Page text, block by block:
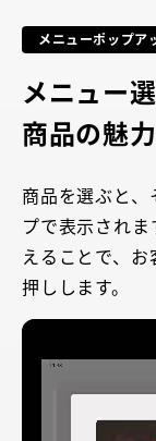
メニューポップア
メニュー
商品の魅
商品を選ぶと
プで表示され
えることで、
押しします。